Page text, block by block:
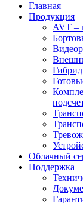
Главная
Продукция
AVT –
Облачный
Поддержка